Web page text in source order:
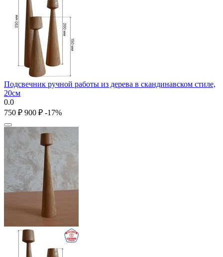
Подсвечник ручной работы из дерева в скандинавском стиле,
20см
0.0
‍750‍ ₽ ‍900‍ ₽ -17%